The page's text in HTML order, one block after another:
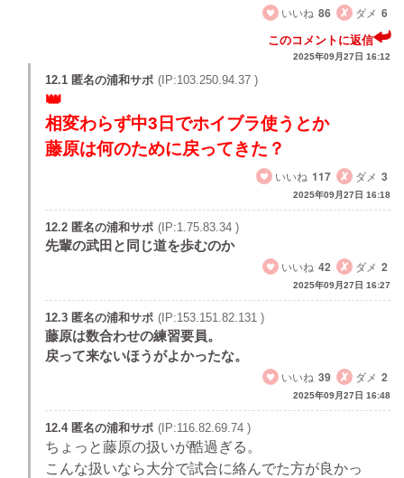
いいね 86 ダメ 6
このコメントに返信
2025年09月27日 16:12
12.1 匿名の浦和サポ (IP:103.250.94.37 )
相変わらず中3日でホイブラ使うとか
藤原は何のために戻ってきた？
いいね 117 ダメ 3
2025年09月27日 16:18
12.2 匿名の浦和サポ (IP:1.75.83.34 )
先輩の武田と同じ道を歩むのか
いいね 42 ダメ 2
2025年09月27日 16:27
12.3 匿名の浦和サポ (IP:153.151.82.131 )
藤原は数合わせの練習要員。
戻って来ないほうがよかったな。
いいね 39 ダメ 2
2025年09月27日 16:48
12.4 匿名の浦和サポ (IP:116.82.69.74 )
ちょっと藤原の扱いが酷過ぎる。
こんな扱いなら大分で試合に絡んでた方が良かっ